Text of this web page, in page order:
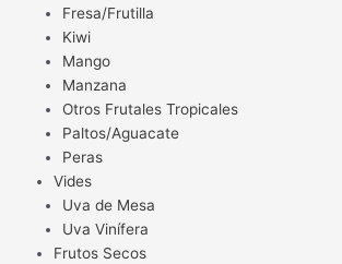
Fresa/Frutilla
Kiwi
Mango
Manzana
Otros Frutales Tropicales
Paltos/Aguacate
Peras
Vides
Uva de Mesa
Uva Vinífera
Frutos Secos